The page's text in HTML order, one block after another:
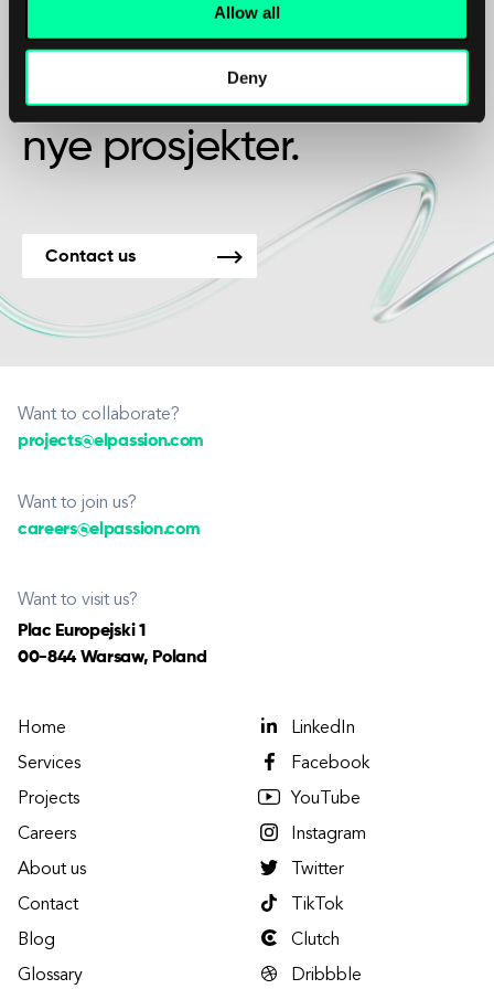
Allow all
Deny
Kanskje det er begynnelsen på et vakkert
vennskap?
Vi er tilgjengelige for
nye prosjekter.
Contact us
Want to collaborate?
projects@elpassion.com
Want to join us?
careers@elpassion.com
Want to visit us?
Plac Europejski 1
00-844 Warsaw, Poland
Home
Services
Projects
Careers
About us
Contact
Blog
Glossary
LinkedIn
Facebook
YouTube
Instagram
Twitter
TikTok
Clutch
Dribbble